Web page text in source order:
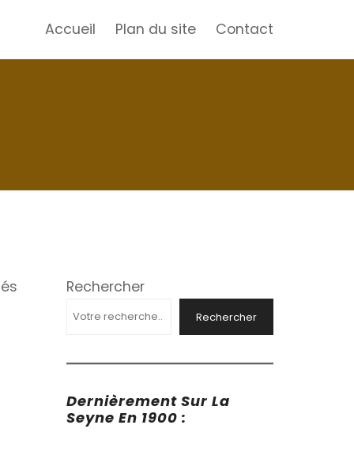
Accueil Plan du site Contact
Rechercher
Rechercher
Dernièrement Sur La
Seyne En 1900 :